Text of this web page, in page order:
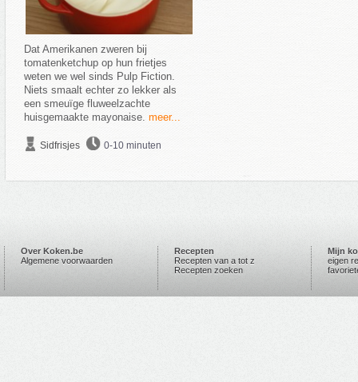
Dat Amerikanen zweren bij
tomatenketchup op hun frietjes
weten we wel sinds Pulp Fiction.
Niets smaalt echter zo lekker als
een smeuïge fluweelzachte
huisgemaakte mayonaise. meer...
Sidfrisjes 0-10 minuten
Over Koken.be
Algemene voorwaarden
Recepten
Recepten van a tot z
Recepten zoeken
Mijn
eigen